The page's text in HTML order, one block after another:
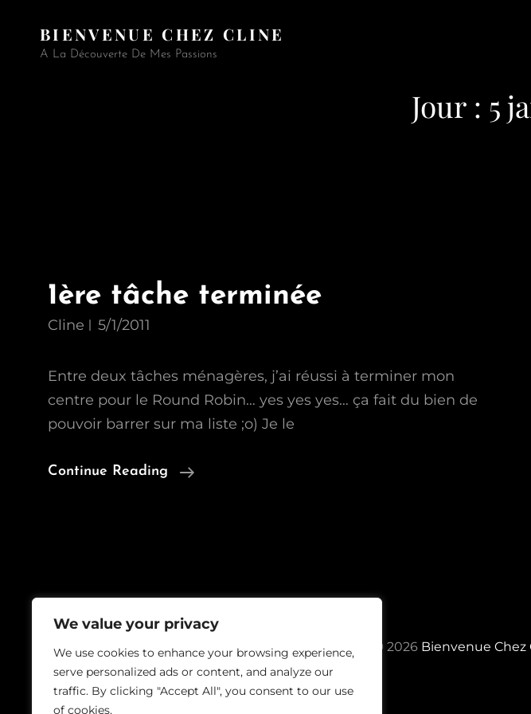
We value your privacy
We use cookies to enhance your browsing experience,
serve personalized ads or content, and analyze our
traffic. By clicking "Accept All", you consent to our use
of cookies.
BIENVENUE CHEZ CLINE
A La Découverte De Mes Passions
Jour : 5
1ère tâche terminée
Cline 5/1/2011
Entre deux tâches ménagères, j’ai réussi à terminer mon
centre pour le Round Robin… yes yes yes… ça fait du bien de
pouvoir barrer sur ma liste ;o) Je le
Continue Reading
1ère
Copyright © 2026 Bienvenue Chez